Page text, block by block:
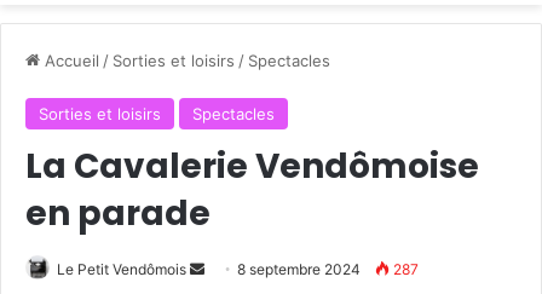
Accueil / Sorties et loisirs / Spectacles
Sorties et loisirs Spectacles
La Cavalerie Vendômoise
en parade
Le Petit Vendômois 8 septembre 2024 287